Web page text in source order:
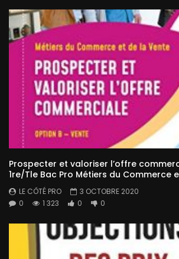
Prospecter et valoriser l’offre
1re/Tle Bac Pro Métiers du Commerce
LE CÔTÉ PRO
3 OCTOBRE 2020
0
1 323 0 0